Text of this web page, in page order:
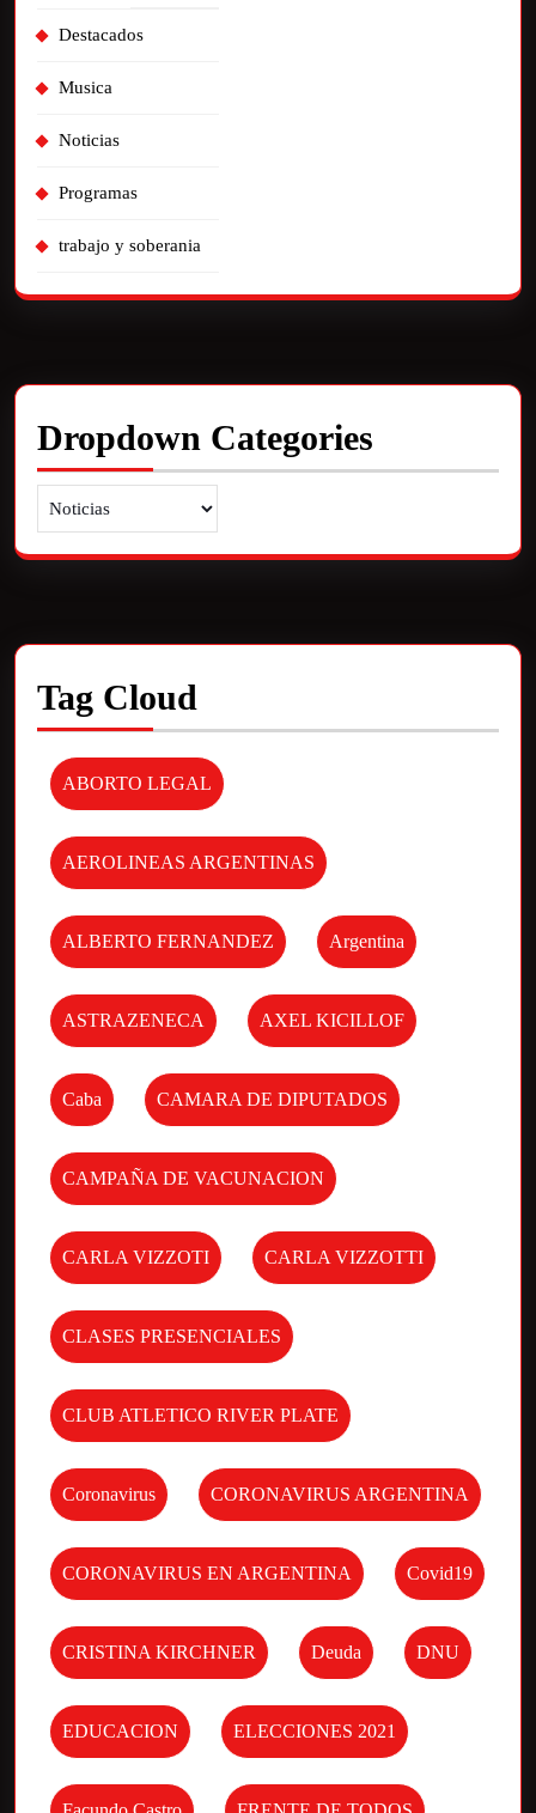
Destacados
Musica
Noticias
Programas
trabajo y soberania
Dropdown Categories
Tag Cloud
ABORTO LEGAL
AEROLINEAS ARGENTINAS
ALBERTO FERNANDEZ Argentina
ASTRAZENECA AXEL KICILLOF
Caba CAMARA DE DIPUTADOS
CAMPAÑA DE VACUNACION
CARLA VIZZOTI CARLA VIZZOTTI
CLASES PRESENCIALES
CLUB ATLETICO RIVER PLATE
Coronavirus CORONAVIRUS ARGENTINA
CORONAVIRUS EN ARGENTINA Covid19
CRISTINA KIRCHNER Deuda DNU
EDUCACION ELECCIONES 2021